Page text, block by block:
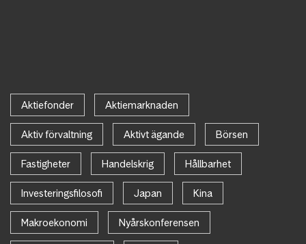
Aktiefonder Aktiemarknaden
Aktiv förvaltning Aktivt ägande Börsen
Fastigheter Handelskrig Hållbarhet
Investeringsfilosofi Japan Kina
Makroekonomi Nyårskonferensen